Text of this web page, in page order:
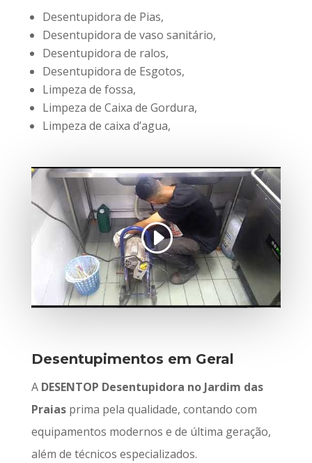
Desentupidora de Pias,
Desentupidora de vaso sanitário,
Desentupidora de ralos,
Desentupidora de Esgotos,
Limpeza de fossa,
Limpeza de Caixa de Gordura,
Limpeza de caixa d’agua,
Desentupimentos em Geral
A DESENTOP Desentupidora no Jardim das
Praiasprima pela qualidade, contando com
equipamentos modernos e de última geração,
além de técnicos especializados.